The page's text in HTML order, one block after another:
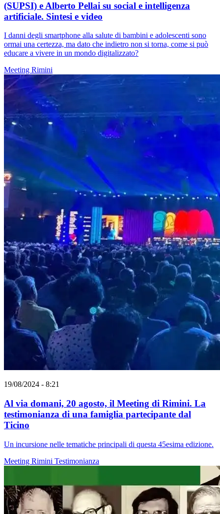
(SUPSI) e Alberto Pellai su social e intelligenza
artificiale. Sintesi e video
I danni degli smartphone alla salute di bambini e adolescenti sono
ormai una certezza, ma dato che indietro non si torna, come si può
educare a vivere in un mondo digitalizzato?
Meeting Rimini
19/08/2024 - 8:21
Al via domani, 20 agosto, il Meeting di Rimini. La
testimonianza di una famiglia partecipante dal
Ticino
Un incursione nelle tematiche principali di questa 45esima edizione.
Meeting Rimini Testimonianza